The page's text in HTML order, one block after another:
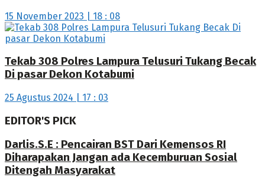
15 November 2023 | 18 : 08
Tekab 308 Polres Lampura Telusuri Tukang Becak
Di pasar Dekon Kotabumi
25 Agustus 2024 | 17 : 03
EDITOR'S PICK
Darlis.S.E : Pencairan BST Dari Kemensos RI
Diharapakan Jangan ada Kecemburuan Sosial
Ditengah Masyarakat